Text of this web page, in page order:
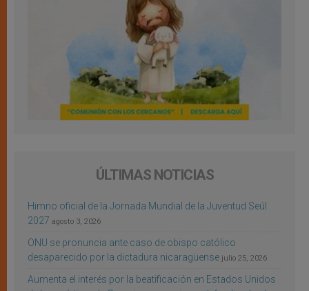
ÚLTIMAS NOTICIAS
Himno oficial de la Jornada Mundial de la Juventud Seúl
2027 agosto 3, 2026
ONU se pronuncia ante caso de obispo católico
desaparecido por la dictadura nicaragüense julio 25, 2026
Aumenta el interés por la beatificación en Estados Unidos